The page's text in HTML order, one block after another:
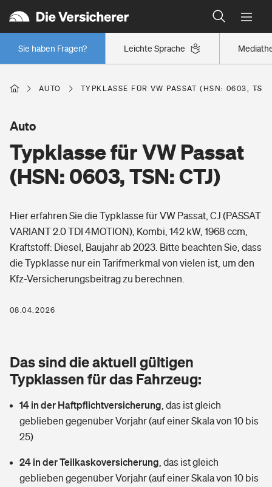
Leichte Sprache
Sie haben Fragen?
Wer versichert was: Jetzt Versicherer finden
Regionalklassen: So ist Ihre Region eingestuft
Wer versichert was: Jetzt Versicherer finden
Berufsunfähigkeitsversicherung
Erwerbsunfähigkeitsversicherung
Grundfähigkeitsversicherung
Arbeitsrechtsschutz
Berufshaftpflichtversicherung
Zur Übersicht
Tools
Wer versichert was: Jetzt Versicherer finden
Sie haben Fragen?
Wohnen
Elementarversicherung
Glasversicherung
Mietkautionsversicherung
Restkreditversicherung
Freizeit
Pri­vate Haft­pflicht­
Kinderunfall­ver­si­che­rung
Kinderinvalidität
Hundehalter-Haftpflicht
Gesundheit
Private Krankenversicherung
Dread-Disease-Versicherung
Tierkrankenversicherung
Zur Übersicht
Tools
AUTO TYPKLASSE FÜR VW PASSAT (HSN: 0603,
Typklasse für VW Passat
(HSN: 0603, TSN: CTJ)
Auto
Hier erfahren Sie die Typklasse für VW Passat, CJ (PASSAT
VARIANT 2.0 TDI 4MOTION), Kombi, 142 kW, 1968 ccm,
Kraftstoff: Diesel, Baujahr ab 2023. Bitte beachten Sie, dass
die Typklasse nur ein Tarifmerkmal von vielen ist, um den
Kfz-Versicherungsbeitrag zu berechnen.
08.04.2026
Das sind die aktuell gültigen
Typklassen für das Fahrzeug:
14 in der Haftpflichtversicherung das ist gleich
geblieben gegenüber Vorjahr (auf einer Skala von 10 bis
25)
24 in der Teilkaskoversicherung das ist gleich
geblieben gegenüber Vorjahr (auf einer Skala von 10 bis